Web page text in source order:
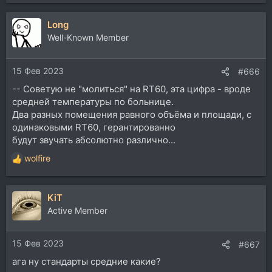
Long
Well-Known Member
15 Фев 2023 #666
-- Советую не "молиться" на RT60, эта цифра - вроде
средней температуры по больнице.
Два разных помещения равного объёма и площади, с
одинаковыми RT60, герантированно
будут звучать абсолютно различно...
Р
е
а
к
ц
и
и
:
wolfire
KiT
Active Member
15 Фев 2023 #667
ага ну стандарты средние какие?